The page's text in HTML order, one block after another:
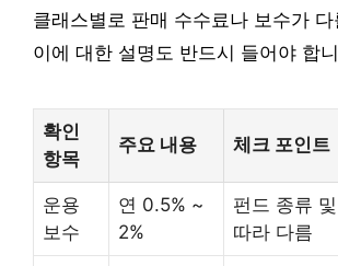
클래스별로 판매 수수료나 보수가
이에 대한 설명도 반드시 들어야 합
확인
항목
주요 내용 체크 포인트
운용
보수
연 0.5% ~
2%
펀드 종류
따라 다름